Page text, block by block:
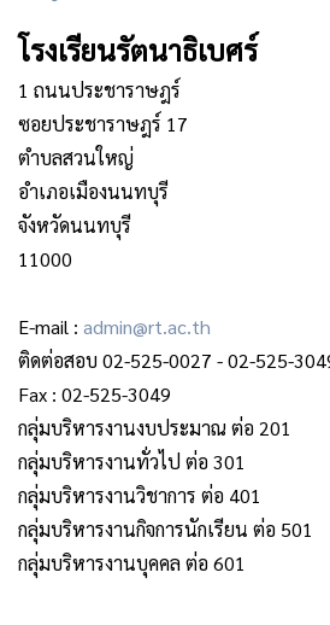
โรงเรียนรัตนาธิเบศร์
1 ถนนประชาราษฎร์
ซอยประชาราษฎร์ 17
ตำบลสวนใหญ่
อำเภอเมืองนนทบุรี
จังหวัดนนทบุรี
11000
E-mail : admin@rt.ac.th
ติดต่อสอบ 02-525-0027 -02-525-
Fax : 02-525-3049
กลุ่มบริหารงานงบประมาณ ต่อ 201
กลุ่มบริหารงานทั่วไป ต่อ 301
กลุ่มบริหารงานวิชาการ ต่อ 401
กลุ่มบริหารงานกิจการนักเรียน ต่อ 501
กลุ่มบริหารงานบุคคล ต่อ 601